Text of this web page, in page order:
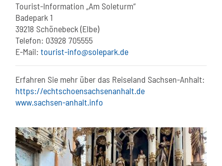
Tourist-Information „Am Soleturm“
Badepark 1
39218 Schönebeck (Elbe)
Telefon: 03928 705555
E-Mail: tourist-info@solepark.de
Erfahren Sie mehr über das Reiseland Sachsen-Anhalt:
https://echtschoensachsenanhalt.de
www.sachsen-anhalt.info